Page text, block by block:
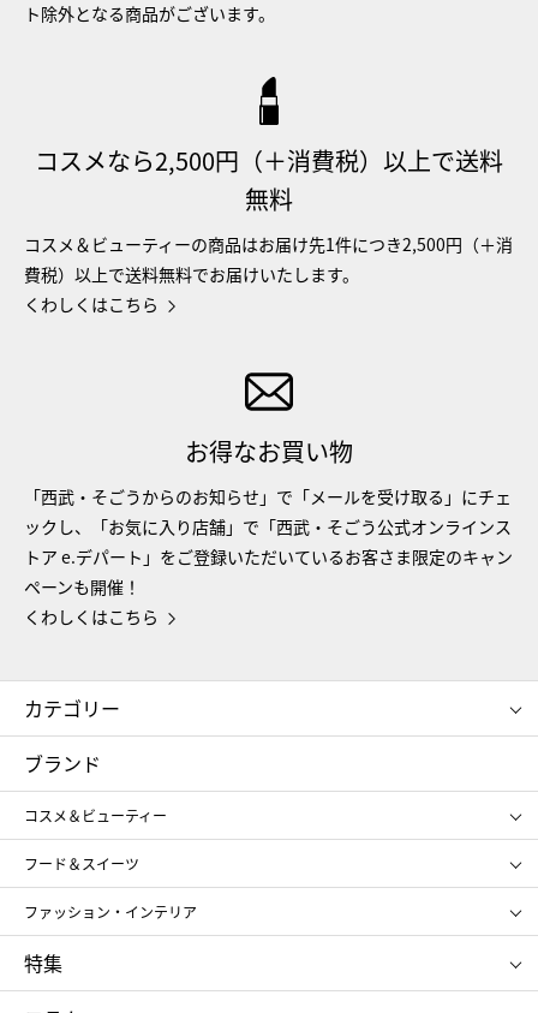
ト除外となる商品がございます。
コスメなら2,500円（＋消費税）以上で送料
無料
コスメ＆ビューティーの商品はお届け先1件につき2,500円（＋消
費税）以上で送料無料でお届けいたします。
くわしくはこちら
お得なお買い物
「西武・そごうからのお知らせ」で「メールを受け取る」にチェ
ックし、「お気に入り店舗」で「西武・そごう公式オンラインス
トア e.デパート」をご登録いただいているお客さま限定のキャン
ペーンも開催！
くわしくはこちら
カテゴリー
コスメ＆ビューティー
ギフト
レディース
メンズ
スポーツ・アウトドア
お中元
お歳暮
ブランド
コスメ＆ビューティー
SHISEIDO
ポール&ジョー ボーテ
ジルスチュアート
NARS
RMK
クリニーク
SK-Ⅱ
フード＆スイーツ
アンリ・シャルパンティエ
ゴディバ
新宿高野
たねや
ねんりん家
ファッション・インテリア
ポロ ラルフ ローレン
タケオ キクチ
ママ＆キッズ
特集
お中元